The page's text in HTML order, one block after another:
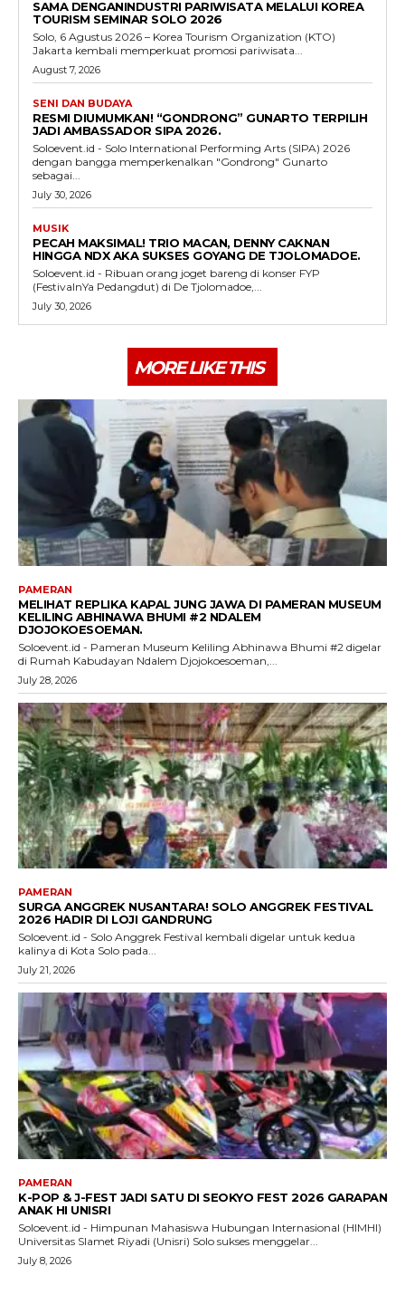
SAMA DENGANINDUSTRI PARIWISATA MELALUI KOREA
TOURISM SEMINAR SOLO 2026
Solo, 6 Agustus 2026 – Korea Tourism Organization (KTO)
Jakarta kembali memperkuat promosi pariwisata...
August 7, 2026
SENI DAN BUDAYA
RESMI DIUMUMKAN! “GONDRONG” GUNARTO TERPILIH
JADI AMBASSADOR SIPA 2026.
Soloevent.id - Solo International Performing Arts (SIPA) 2026
dengan bangga memperkenalkan "Gondrong" Gunarto
sebagai...
July 30, 2026
MUSIK
PECAH MAKSIMAL! TRIO MACAN, DENNY CAKNAN
HINGGA NDX AKA SUKSES GOYANG DE TJOLOMADOE.
Soloevent.id - Ribuan orang joget bareng di konser FYP
(FestivalnYa Pedangdut) di De Tjolomadoe,...
July 30, 2026
MORE LIKE THIS
PAMERAN
MELIHAT REPLIKA KAPAL JUNG JAWA DI PAMERAN MUSEUM
KELILING ABHINAWA BHUMI #2 NDALEM
DJOJOKOESOEMAN.
Soloevent.id - Pameran Museum Keliling Abhinawa Bhumi #2 digelar
di Rumah Kabudayan Ndalem Djojokoesoeman,...
July 28, 2026
PAMERAN
SURGA ANGGREK NUSANTARA! SOLO ANGGREK FESTIVAL
2026 HADIR DI LOJI GANDRUNG
Soloevent.id - Solo Anggrek Festival kembali digelar untuk kedua
kalinya di Kota Solo pada...
July 21, 2026
PAMERAN
K-POP & J-FEST JADI SATU DI SEOKYO FEST 2026 GARAPAN
ANAK HI UNISRI
Soloevent.id - Himpunan Mahasiswa Hubungan Internasional (HIMHI)
Universitas Slamet Riyadi (Unisri) Solo sukses menggelar...
July 8, 2026